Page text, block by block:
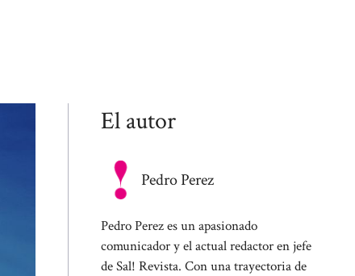
El autor
Pedro Perez
Pedro Perez es un apasionado
comunicador y el actual redactor en jefe
de Sal! Revista. Con una trayectoria de